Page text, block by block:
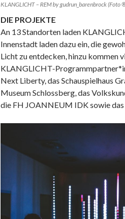
KLANGLICHT – REM by gudrun_barenbrock (Foto
DIE PROJEKTE
An 13 Standorten laden
Innenstadt laden dazu ein, die
Licht zu entdecken, hinzu kommen
KLANGLICHT-
Next Liberty, das Schauspielhaus
Museum Schlossberg, das
die FH JOANNEUM IDK sowie das